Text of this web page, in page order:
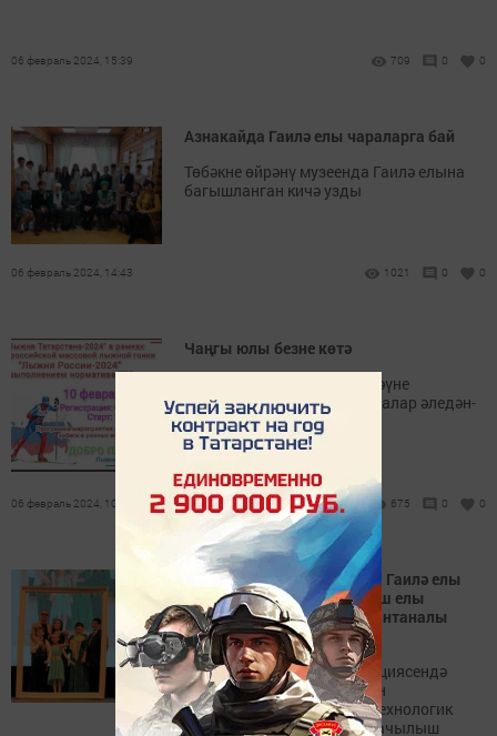
06 февраль 2024, 15:39 709 0 0
Азнакайда Гаилә елы чараларга бай
Төбәкне өйрәнү музеенда Гаилә елына
багышланган кичә узды
06 февраль 2024, 14:43 1021 0 0
Чаңгы юлы безне көтә
Районыбызда сәламәт яшәүне
пропагандалау буенча чаралар әледән-
әле уздырылып тора
06 февраль 2024, 10:41 675 0 0
Узган җомгада Азнакайда Гаилә елы
һәм Фәнни-технологик үсеш елы
ачылышына багышлап тантаналы
чара узды
Азнакайда Россия Федерациясендә
Гаилә елына һәм Татарстан
Республикасында фәнни-технологик
үсеш елына багышланган ачылыш